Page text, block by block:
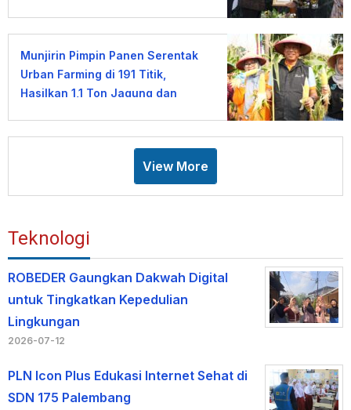
Munjirin Pimpin Panen Serentak
Urban Farming di 191 Titik,
Hasilkan 1,1 Ton Jagung dan
View More
Teknologi
ROBEDER Gaungkan Dakwah Digital
untuk Tingkatkan Kepedulian
Lingkungan
2026-07-12
PLN Icon Plus Edukasi Internet Sehat di
SDN 175 Palembang